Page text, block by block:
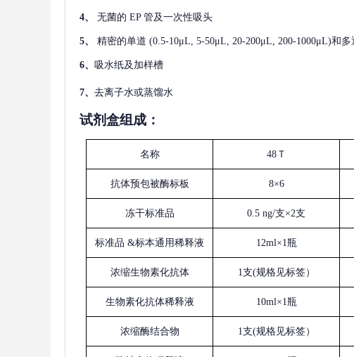
4、 无菌的 EP 管及一次性吸头
5、 精密的单道 (0.5-10μL, 5-50μL, 20-200μL, 200-1000μL)和
6、 吸水纸及加样槽
7、 去离子水或蒸馏水
试剂盒组成：
名称 48Ｔ
抗体预包被酶标板 8×6
冻干标准品 0.5 ng/支×2支
标准品 &标本通用稀释液 12ml×1瓶
浓缩生物素化抗体 1支(规格见标签）
生物素化抗体稀释液 10ml×1瓶
浓缩酶结合物 1支(规格见标签）